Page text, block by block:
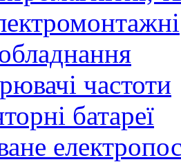
частоти
батареї